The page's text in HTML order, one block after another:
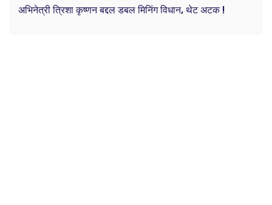
अभिनेत्री त्रिशा कृष्णन बद्दल डबल मिनिंग विधान, थेट अटक !